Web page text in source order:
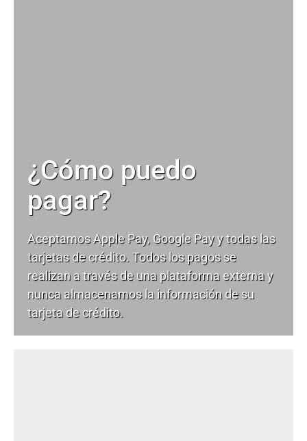
¿Cómo puedo
pagar?
Aceptamos Apple Pay, Google Pay y todas las
tarjetas de crédito. Todos los pagos se
realizan a través de una plataforma externa y
nunca almacenamos la información de su
tarjeta de crédito.